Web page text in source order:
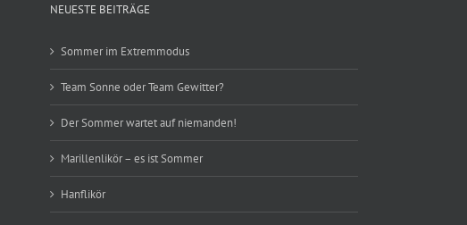
NEUESTE BEITRÄGE
Sommer im Extremmodus
Team Sonne oder Team Gewitter?
Der Sommer wartet auf niemanden!
Marillenlikör – es ist Sommer
Hanflikör